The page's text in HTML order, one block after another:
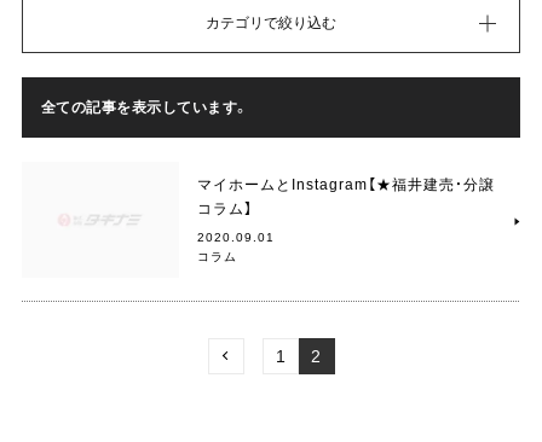
カテゴリで絞り込む
全ての記事を表示しています。
マイホームとInstagram【★福井建売・分譲
コラム】
2020.09.01
コラム
1 2